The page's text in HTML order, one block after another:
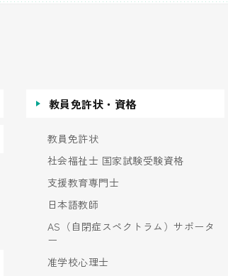
教員免許状・資格
教員免許状
社会福祉士 国家試験受験資格
支援教育専門士
日本語教師
AS（自閉症スペクトラム）サポータ
ー
准学校心理士